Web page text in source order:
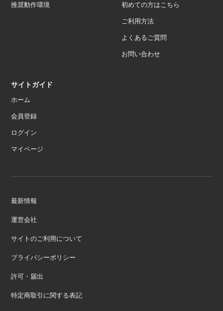
推奨動作環境 初めての方はこちら
ご利用方法
よくあるご質問
お問い合わせ
サイトガイド
ホーム
会員登録
ログイン
マイページ
最新情報
運営会社
サイトのご利用について
プライバシーポリシー
許可・届出
特定商取引に関する表記